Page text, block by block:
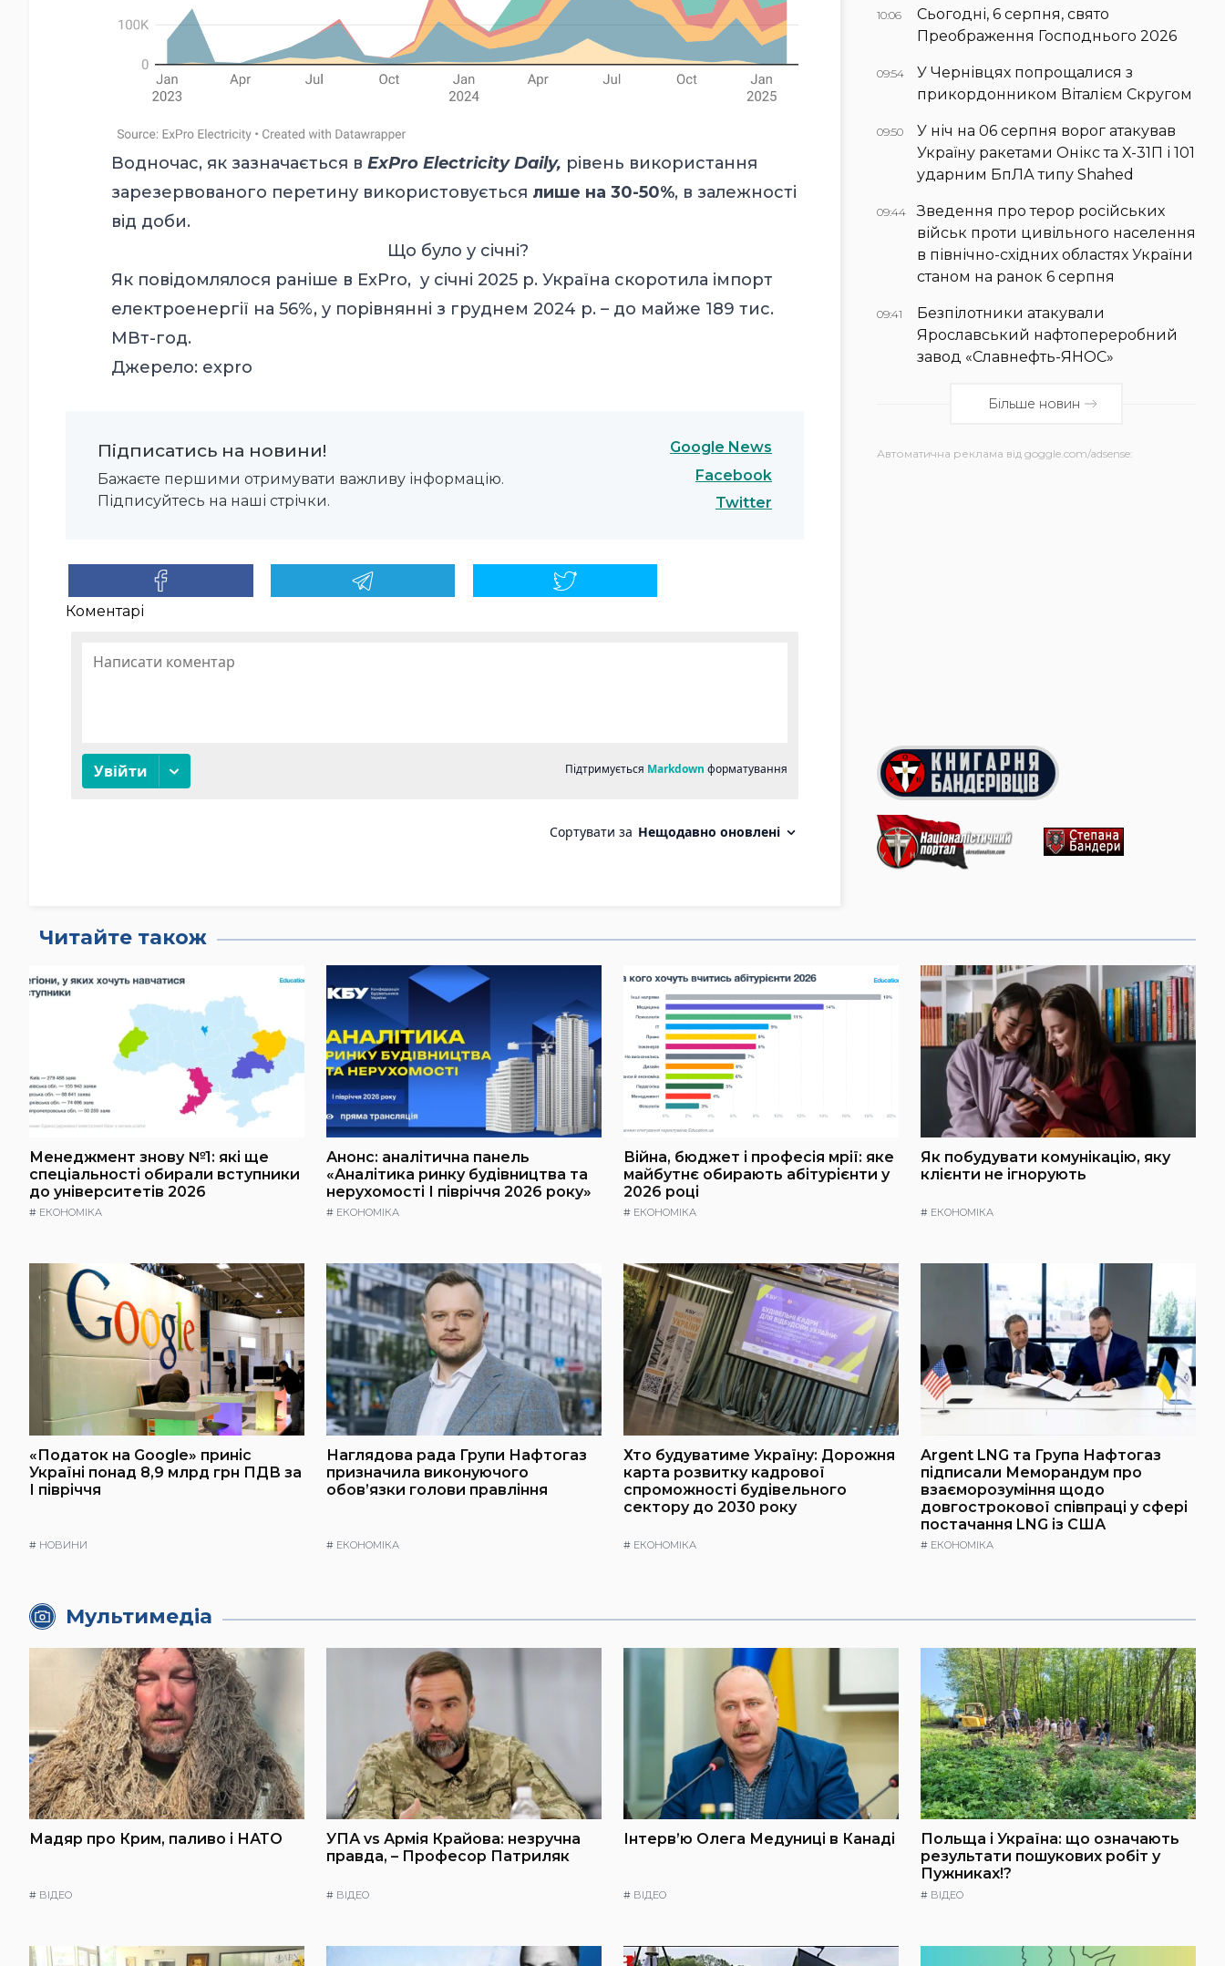
Водночас, як зазначається в ExPro Electricity Daily, рівень використання
зарезервованого перетину використовується лише на 30-50%, в залежності
від доби.
Що було у січні?
Як повідомлялося раніше в ExPro, у січні 2025 р. Україна скоротила імпорт
електроенергії на 56%, у порівнянні з груднем 2024 р. – до майже 189 тис.
МВт-год.
Джерело: expro
Підписатись на новини!
Бажаєте першими отримувати важливу інформацію.
Підписуйтесь на наші стрічки.
Google News
Facebook
Twitter
Коментарі
10:06
Сьогодні, 6 серпня, свято
Преображення Господнього 2026
09:54
У Чернівцях попрощалися з
прикордонником Віталієм Скругом
09:50
У ніч на 06 серпня ворог атакував
Україну ракетами Онікс та Х-31П і 101
ударним БпЛА типу Shahed
09:44
Зведення про терор російських
військ проти цивільного населення
в північно-східних областях України
станом на ранок 6 серпня
09:41
Безпілотники атакували
Ярославський нафтопереробний
завод «Славнефть-ЯНОС»
Більше новин
Автоматична реклама від goggle.com/adsense:
Читайте також
Менеджмент знову №1: які ще
спеціальності обирали вступники
до університетів 2026
# ЕКОНОМІКА
Анонс: аналітична панель
«Аналітика ринку будівництва та
нерухомості І півріччя 2026 року»
# ЕКОНОМІКА
Війна, бюджет і професія мрії: яке
майбутнє обирають абітурієнти у
2026 році
# ЕКОНОМІКА
Як побудувати комунікацію, яку
клієнти не ігнорують
# ЕКОНОМІКА
«Податок на Google» приніс
Україні понад 8,9 млрд грн ПДВ за
І півріччя
# НОВИНИ
Наглядова рада Групи Нафтогаз
призначила виконуючого
обов’язки голови правління
# ЕКОНОМІКА
Хто будуватиме Україну: Дорожня
карта розвитку кадрової
спроможності будівельного
сектору до 2030 року
# ЕКОНОМІКА
Argent LNG та Група Нафтогаз
підписали Меморандум про
взаєморозуміння щодо
довгострокової співпраці у сфері
постачання LNG із США
# ЕКОНОМІКА
Мультимедіа
Мадяр про Крим, паливо і НАТО
# ВІДЕО
УПА vs Армія Крайова: незручна
правда, – Професор Патриляк
# ВІДЕО
Інтерв’ю Олега Медуниці в Канаді
# ВІДЕО
Польща і Україна: що означають
результати пошукових робіт у
Пужниках!?
# ВІДЕО